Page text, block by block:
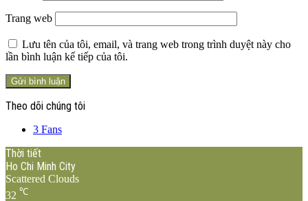
Trang web
Lưu tên của tôi, email, và trang web trong trình duyệt này cho
lần bình luận kế tiếp của tôi.
Theo dõi chúng tôi
3 Fans
Thời tiết
Ho Chi Minh City
Scattered Clouds
32 ℃